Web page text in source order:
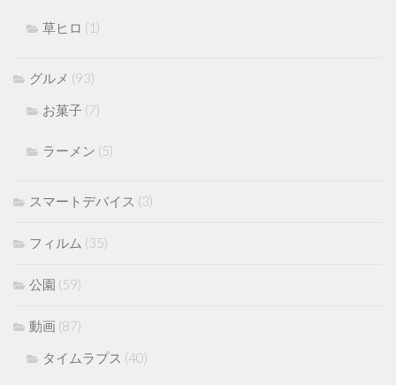
草ヒロ (1)
グルメ (93)
お菓子 (7)
ラーメン (5)
スマートデバイス (3)
フィルム (35)
公園 (59)
動画 (87)
タイムラプス (40)